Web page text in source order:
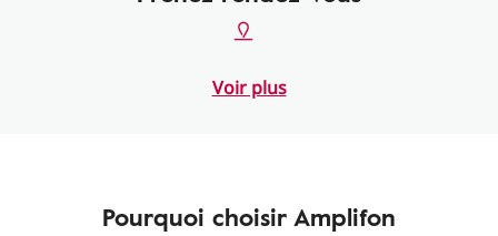
Voir plus
Pourquoi choisir Amplifon